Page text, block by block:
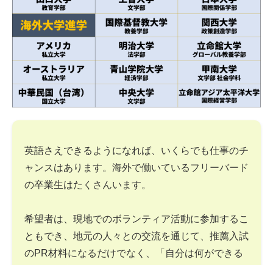
英語さえできるようになれば、いくらでも仕事のチ
ャンスはあります。海外で働いているフリーバード
の卒業生はたくさんいます。
希望者は、現地でのボランティア活動に参加するこ
ともでき、地元の人々との交流を通じて、推薦入試
のPR材料になるだけでなく、「自分は何ができる